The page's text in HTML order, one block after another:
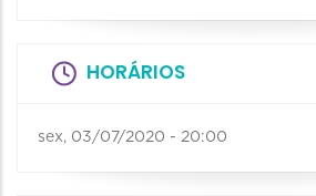
HORÁRIOS
sex, 03/07/2020 - 20:00